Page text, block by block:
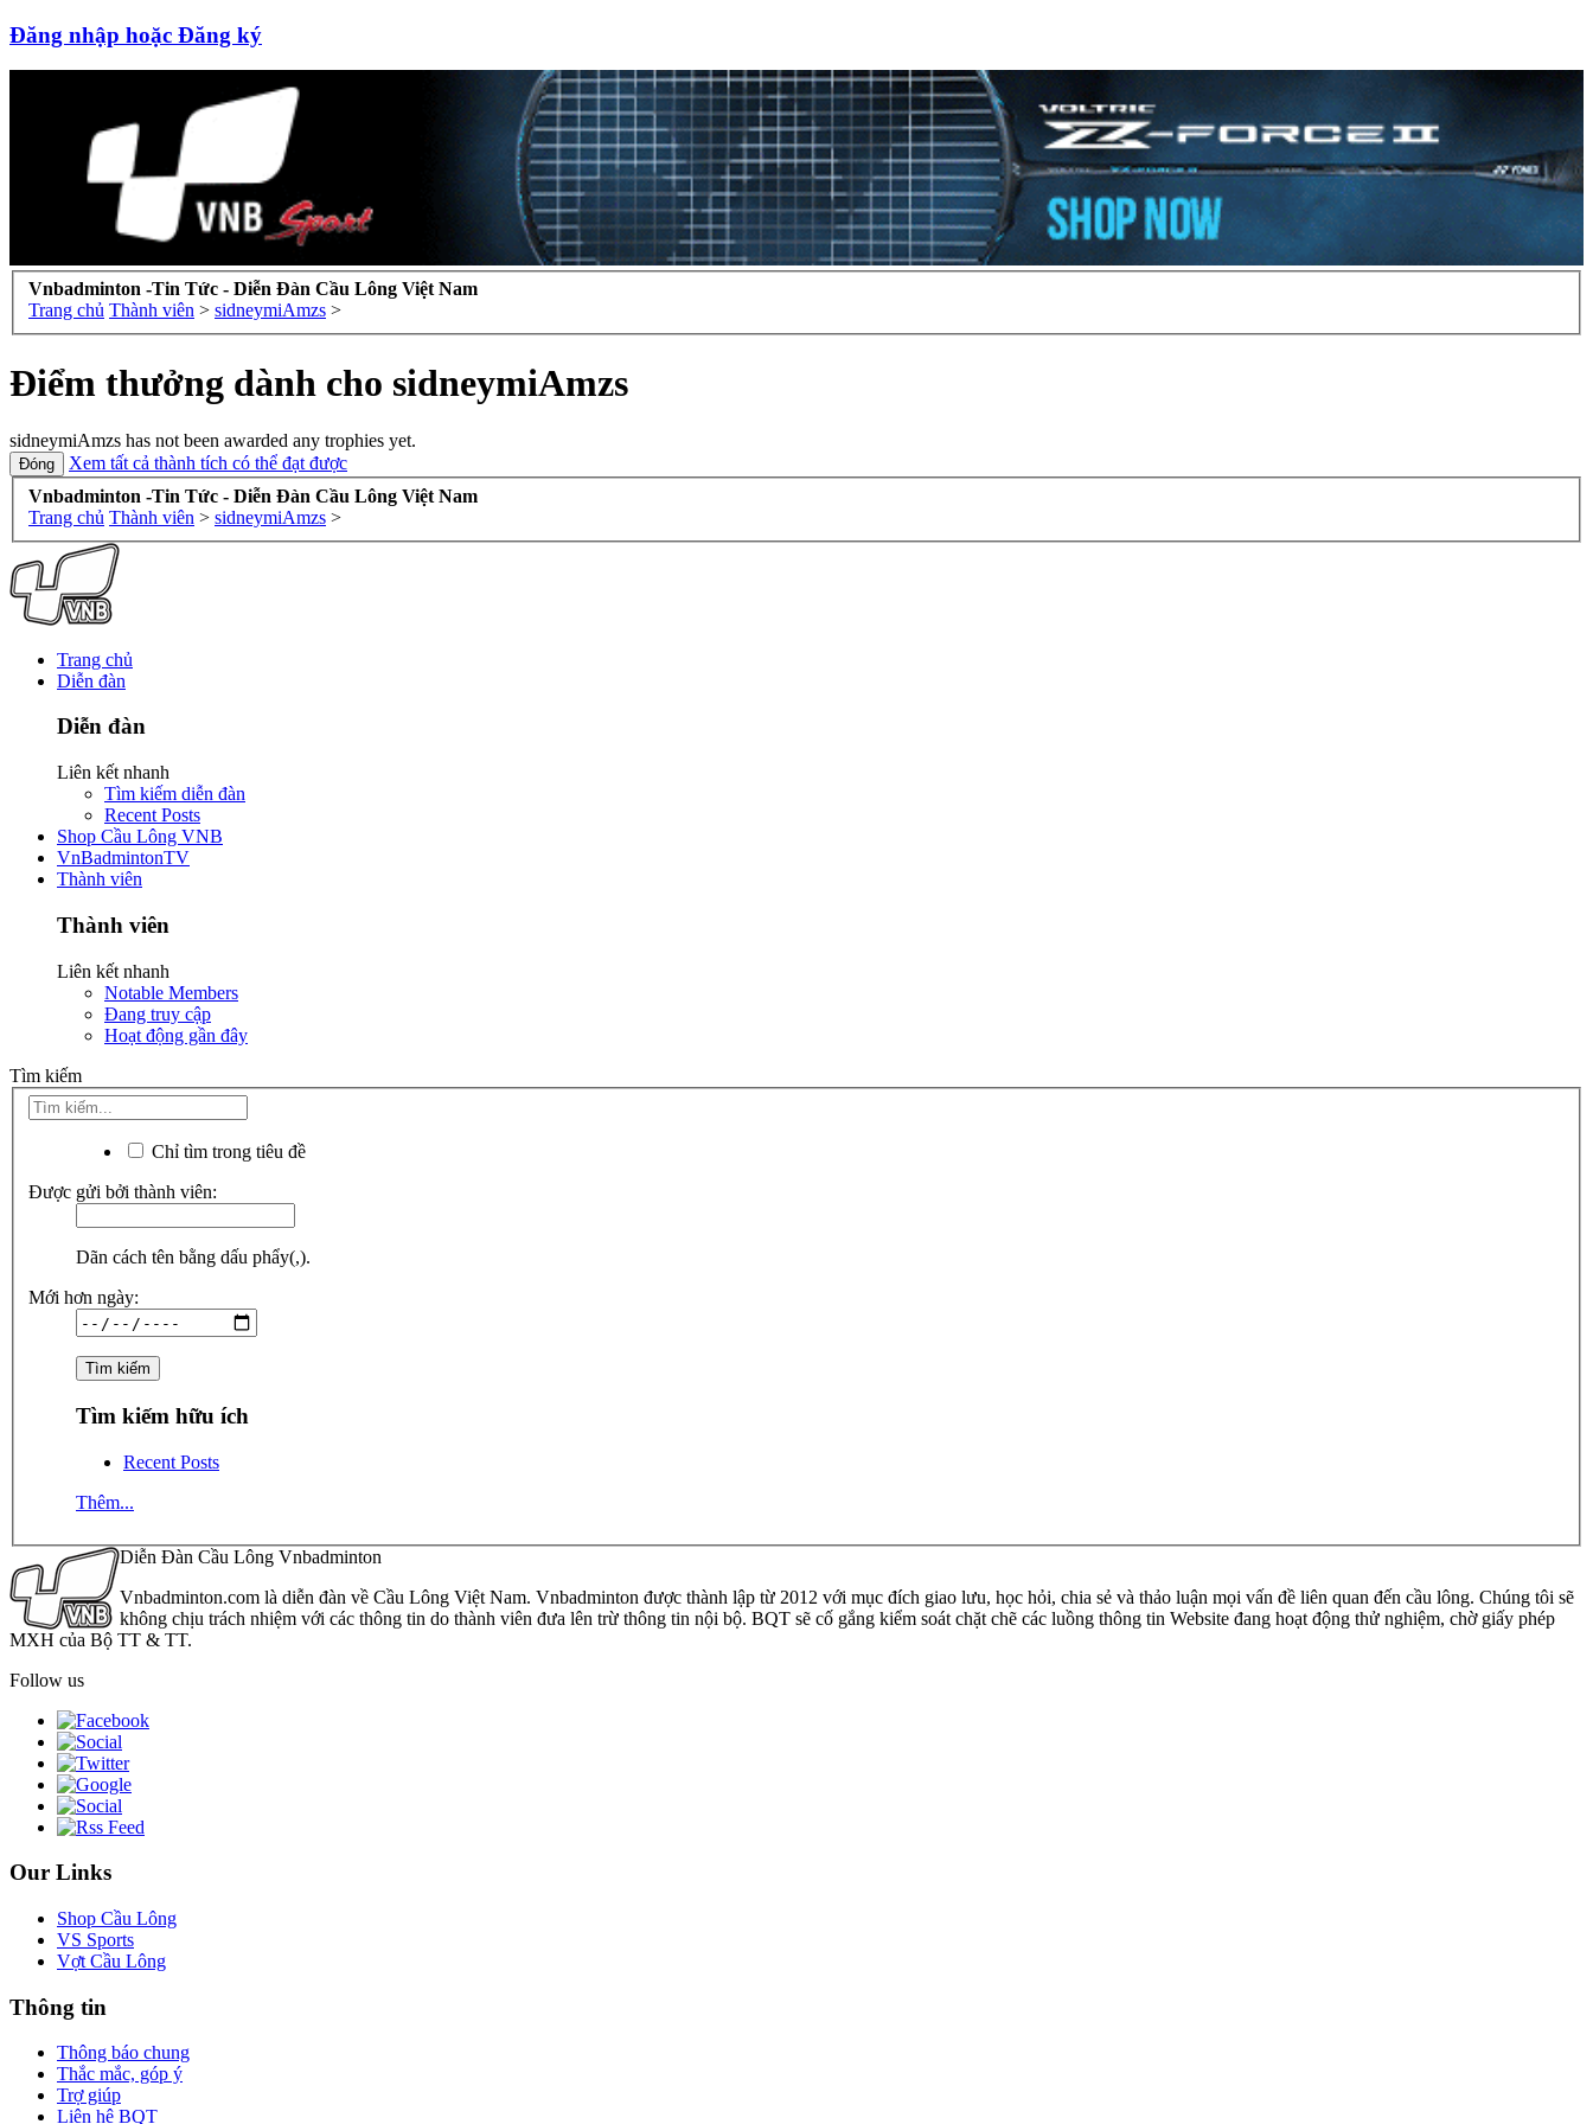
Đăng nhập hoặc Đăng ký
Vnbadminton -Tin Tức - Diễn Đàn Cầu Lông Việt Nam
Trang chủ Thành viên > sidneymiAmzs >
Điểm thưởng dành cho sidneymiAmzs
sidneymiAmzs has not been awarded any trophies yet.
Xem tất cả thành tích có thể đạt được
Vnbadminton -Tin Tức - Diễn Đàn Cầu Lông Việt Nam
Trang chủ Thành viên > sidneymiAmzs >
Trang chủ
Diễn đàn
Diễn đàn
Liên kết nhanh
Tìm kiếm diễn đàn
Recent Posts
Shop Cầu Lông VNB
VnBadmintonTV
Thành viên
Thành viên
Liên kết nhanh
Notable Members
Đang truy cập
Hoạt động gần đây
Tìm kiếm
Chỉ tìm trong tiêu đề
Được gửi bởi thành viên:
Dãn cách tên bằng dấu phẩy(,).
Mới hơn ngày:
Tìm kiếm hữu ích
Recent Posts
Thêm...
Diễn Đàn Cầu Lông Vnbadminton
Vnbadminton.com là diễn đàn về Cầu Lông Việt Nam. Vnbadminton được thành lập từ 2012 với mục đích giao lưu, học hỏi, chia sẻ và thảo luận mọi vấn đề liên quan đến cầu lông. Chúng tôi sẽ
không chịu trách nhiệm với các thông tin do thành viên đưa lên trừ thông tin nội bộ. BQT sẽ cố gắng kiểm soát chặt chẽ các luồng thông tin Website đang hoạt động thử nghiệm, chờ giấy phép
MXH của Bộ TT & TT.
Follow us
Our Links
Shop Cầu Lông
VS Sports
Vợt Cầu Lông
Thông tin
Thông báo chung
Thắc mắc, góp ý
Trợ giúp
Liên hệ BQT